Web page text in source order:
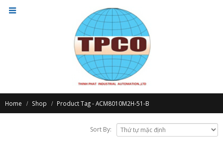
Home Shop Product Tag -ACM8010M2H-51-B
Sort By: